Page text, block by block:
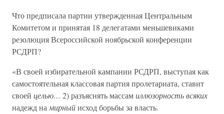
Что предписала партии утвержденная Центральным
Комитетом и принятая 18 делегатами меньшевиками
резолюция Всероссийской ноябрьской конференции
РСДРП?
«В своей избирательной кампании РСДРП, выступая как
самостоятельная классовая партия пролетариата, ставит
своей целью… 2) разъяснять массамиллюзорность всяких
надежд на мирныйисход борьбы за власть.